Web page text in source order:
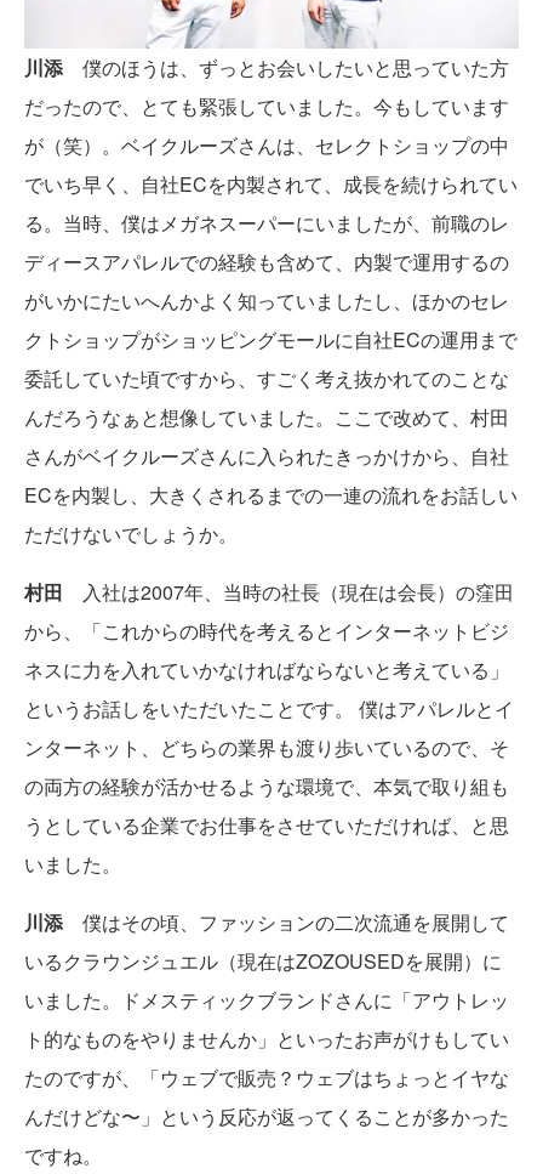
川添 僕のほうは、ずっとお会いしたいと思っていた方
だったので、とても緊張していました。今もしています
が（笑）。ベイクルーズさんは、セレクトショップの中
でいち早く、自社ECを内製されて、成長を続けられてい
る。当時、僕はメガネスーパーにいましたが、前職のレ
ディースアパレルでの経験も含めて、内製で運用するの
がいかにたいへんかよく知っていましたし、ほかのセレ
クトショップがショッピングモールに自社ECの運用まで
委託していた頃ですから、すごく考え抜かれてのことな
んだろうなぁと想像していました。ここで改めて、村田
さんがベイクルーズさんに入られたきっかけから、自社
ECを内製し、大きくされるまでの一連の流れをお話しい
ただけないでしょうか。
村田 入社は2007年、当時の社長（現在は会長）の窪田
から、「これからの時代を考えるとインターネットビジ
ネスに力を入れていかなければならないと考えている」
というお話しをいただいたことです。 僕はアパレルとイ
ンターネット、どちらの業界も渡り歩いているので、そ
の両方の経験が活かせるような環境で、本気で取り組も
うとしている企業でお仕事をさせていただければ、と思
いました。
川添 僕はその頃、ファッションの二次流通を展開して
いるクラウンジュエル（現在はZOZOUSEDを展開）に
いました。ドメスティックブランドさんに「アウトレッ
ト的なものをやりませんか」といったお声がけもしてい
たのですが、「ウェブで販売？ウェブはちょっとイヤな
んだけどな〜」という反応が返ってくることが多かった
ですね。